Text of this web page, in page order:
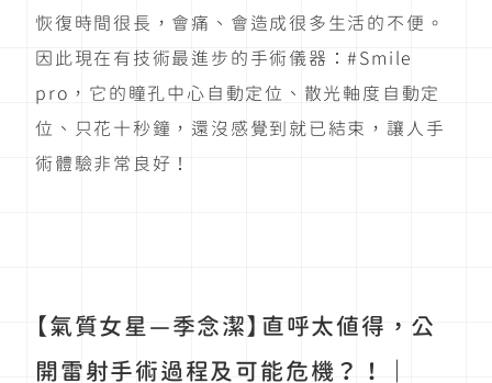
恢復時間很長，會痛、會造成很多生活的不便。
因此現在有技術最進步的手術儀器：#Smile
pro，它的瞳孔中心自動定位、散光軸度自動定
位、只花十秒鐘，還沒感覺到就已結束，讓人手
術體驗非常良好！
【氣質女星—季念潔】直呼太值得，公
開雷射手術過程及可能危機？！｜